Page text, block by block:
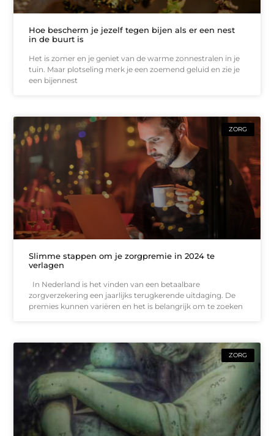
Hoe bescherm je jezelf tegen bijen als er een nest
in de buurt is
Het is zomer en je geniet van de warme zonnestralen in je
tuin. Maar plotseling merk je een zoemend geluid en zie je
een bijennest
ZORG
Slimme stappen om je zorgpremie in 2024 te
verlagen
In Nederland is het vinden van een betaalbare
zorgverzekering een jaarlijks terugkerende uitdaging. De
premies kunnen variëren en het is belangrijk om te zoeken
ZORG